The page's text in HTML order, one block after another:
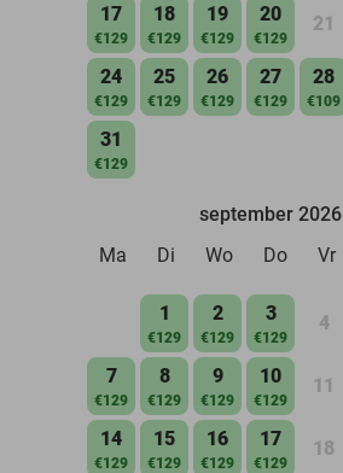
17
€129
18
€129
19
€129
20
€129
21
24
€129
25
€129
26
€129
27
€129
28
€109
31
€129
september 2026
Ma
Di Wo Do Vr
1
€129
2
€129
3
€129
4
7
€129
8
€129
9
€129
10
€129
11
14
€129
15
€129
16
€129
17
€129
18